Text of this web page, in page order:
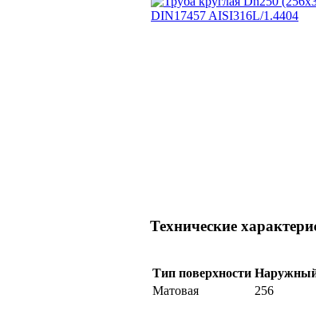
Технические
Тип поверхности
Матовая
256